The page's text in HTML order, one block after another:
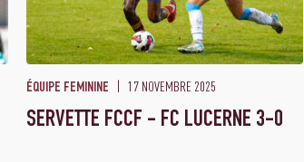
ÉQUIPE FEMININE 17 NOVEMBRE 2025
SERVETTE FCCF - FC LUCERNE 3-0